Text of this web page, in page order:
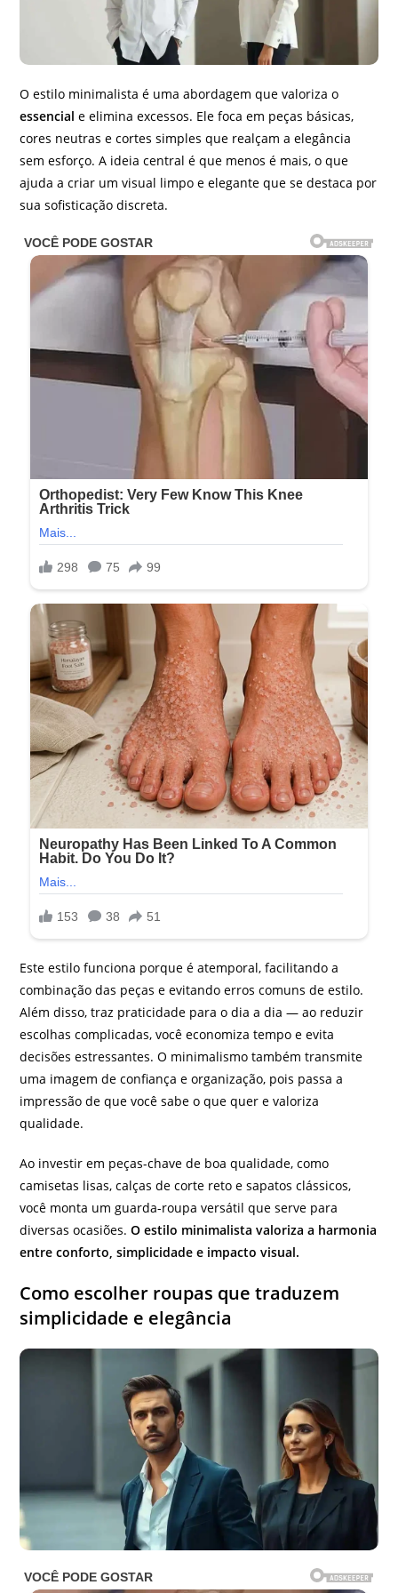
O estilo minimalista é uma abordagem que valoriza o
essencial e elimina excessos. Ele foca em peças básicas,
cores neutras e cortes simples que realçam a elegância
sem esforço. A ideia central é que menos é mais, o que
ajuda a criar um visual limpo e elegante que se destaca por
sua sofisticação discreta.
Este estilo funciona porque é atemporal, facilitando a
combinação das peças e evitando erros comuns de estilo.
Além disso, traz praticidade para o dia a dia — ao reduzir
escolhas complicadas, você economiza tempo e evita
decisões estressantes. O minimalismo também transmite
uma imagem de confiança e organização, pois passa a
impressão de que você sabe o que quer e valoriza
qualidade.
Ao investir em peças-chave de boa qualidade, como
camisetas lisas, calças de corte reto e sapatos clássicos,
você monta um guarda-roupa versátil que serve para
diversas ocasiões.O estilo minimalista valoriza a harmonia
entre conforto, simplicidade e impacto visual.
Como escolher roupas que traduzem
simplicidade e elegância